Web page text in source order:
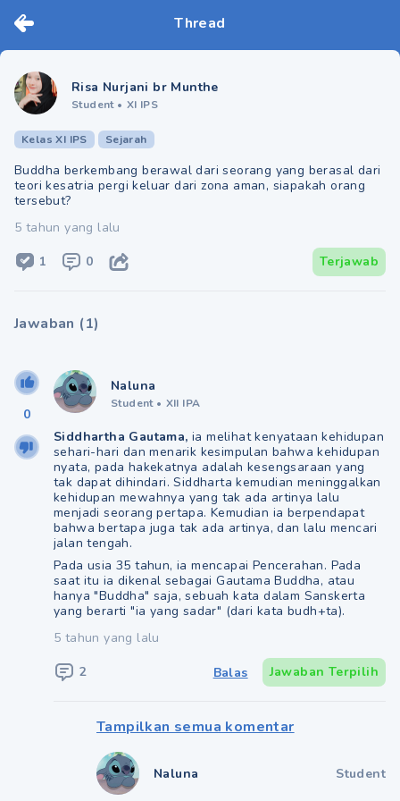
Thread
Risa Nurjani br Munthe
Student • XI IPS
Kelas XI IPS Sejarah
Buddha berkembang berawal dari seorang yang berasal dari
teori kesatria pergi keluar dari zona aman, siapakah orang
tersebut?
5 tahun yang lalu
1
0 Terjawab
Jawaban (1)
0
Naluna
Student • XII IPA
Siddhartha Gautama, ia melihat kenyataan kehidupan
sehari-hari dan menarik kesimpulan bahwa kehidupan
nyata, pada hakekatnya adalah kesengsaraan yang
tak dapat dihindari. Siddharta kemudian meninggalkan
kehidupan mewahnya yang tak ada artinya lalu
menjadi seorang pertapa. Kemudian ia berpendapat
bahwa bertapa juga tak ada artinya, dan lalu mencari
jalan tengah.
Pada usia 35 tahun, ia mencapai Pencerahan. Pada
saat itu ia dikenal sebagai Gautama Buddha, atau
hanya "Buddha" saja, sebuah kata dalam Sanskerta
yang berarti "ia yang sadar" (dari kata budh+ta).
5 tahun yang lalu
2
Balas Jawaban Terpilih
Tampilkan semua komentar
Naluna Student